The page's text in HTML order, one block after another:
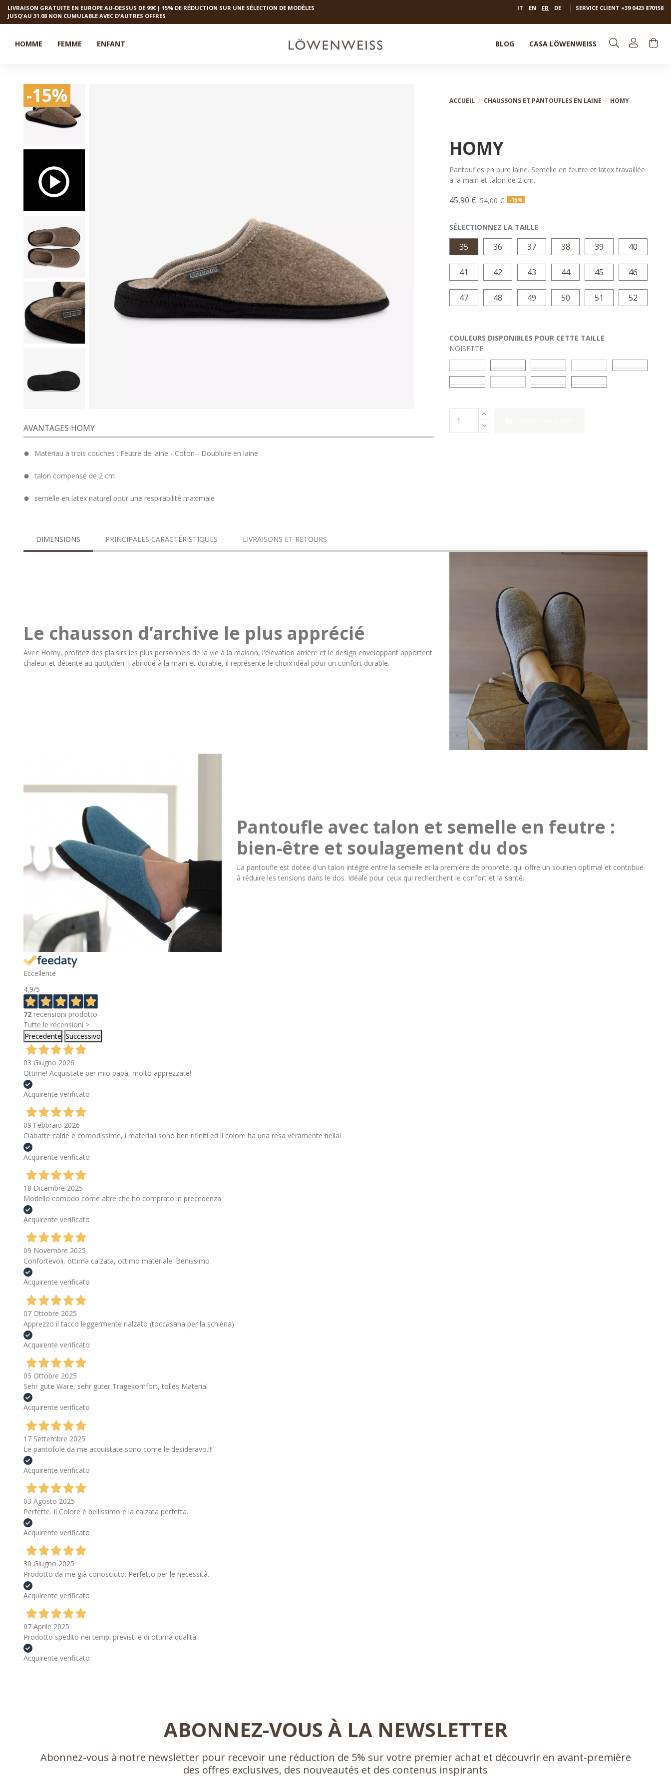
LIVRAISON GRATUITE EN EUROPE AU-DESSUS DE 99€ | 15% DE RÉDUCTION SUR UNE SÉLECTION DE MODÈLES
JUSQ'AU 31.08 NON CUMULABLE AVEC D'AUTRES OFFRES
IT EN FR DE SERVICE CLIENT +39 0423 870158
HOMME FEMME ENFANT BLOG CASA LÖWENWEISS
-15%
AVANTAGES HOMY
Matériau à trois couches : Feutre de laine - Coton - Doublure en laine
talon compensé de 2 cm
semelle en latex naturel pour une respirabilité maximale
ACCUEIL CHAUSSONS ET PANTOUFLES EN LAINE HOMY
HOMY
Pantoufles en pure laine. Semelle en feutre et latex travaillée
à la main et talon de 2 cm.
45,90 € 54,00 € -15%
SÉLECTIONNEZ LA TAILLE
35 36 37 38 39 40
41 42 43 44 45 46
47 48 49 50 51 52
COULEURS DISPONIBLES POUR CETTE TAILLE
NOISETTE
tiffany bleu vert forêt vert
ocre
rouge
myrtille gris anthracite
DIMENSIONS PRINCIPALES CARACTÉRISTIQUES LIVRAISONS ET RETOURS
Le chausson d’archive le plus apprécié
Avec Homy, profitez des plaisirs les plus personnels de la vie à la maison, l'élévation arrière et le design enveloppant apportent
chaleur et détente au quotidien. Fabriqué à la main et durable, il représente le choix idéal pour un confort durable.
Pantoufle avec talon et semelle en feutre :
bien-être et soulagement du dos
La pantoufle est dotée d'un talon intégré entre la semelle et la première de propreté, qui offre un soutien optimal et contribue
à réduire les tensions dans le dos. Idéale pour ceux qui recherchent le confort et la santé.
Eccellente
4,9/5
72 recensioni prodotto
Tutte le recensioni >
Precedente Successivo
03 Giugno 2026
Ottime! Acquistate per mio papà, molto apprezzate!
Acquirente verificato
09 Febbraio 2026
Ciabatte calde e comodissime, i materiali sono ben rifiniti ed il colore ha una resa veramente bella!
Acquirente verificato
18 Dicembre 2025
Modello comodo come altre che ho comprato in precedenza
Acquirente verificato
09 Novembre 2025
Confortevoli, ottima calzata, ottimo materiale. Benissimo
Acquirente verificato
07 Ottobre 2025
Apprezzo il tacco leggermente rialzato (toccasana per la schiena)
Acquirente verificato
05 Ottobre 2025
Sehr gute Ware, sehr guter Tragekomfort, tolles Material
Acquirente verificato
17 Settembre 2025
Le pantofole da me acquistate sono come le desideravo.!!!
Acquirente verificato
03 Agosto 2025
Perfette. Il Colore è bellissimo e la calzata perfetta.
Acquirente verificato
30 Giugno 2025
Prodotto da me già conosciuto. Perfetto per le necessità.
Acquirente verificato
07 Aprile 2025
Prodotto spedito nei tempi previsti e di ottima qualità
Acquirente verificato
ABONNEZ-VOUS À LA NEWSLETTER
Abonnez-vous à notre newsletter pour recevoir une réduction de 5% sur votre premier achat et découvrir en avant-première
des offres exclusives, des nouveautés et des contenus inspirants